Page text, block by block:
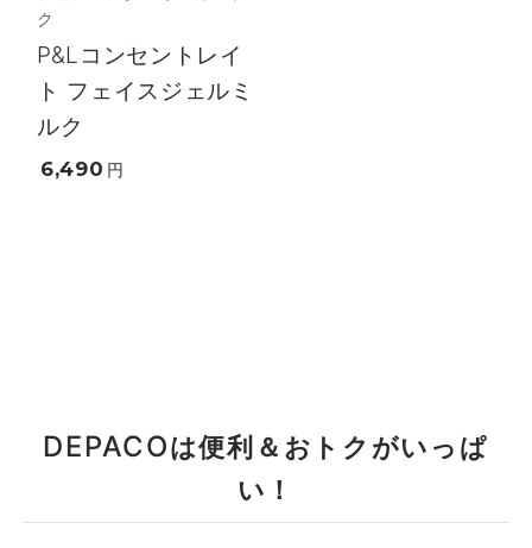
ク
P&Lコンセントレイ
ト フェイスジェルミ
ルク
6,490 円
DEPACOは便利＆おトクがいっぱ
い！